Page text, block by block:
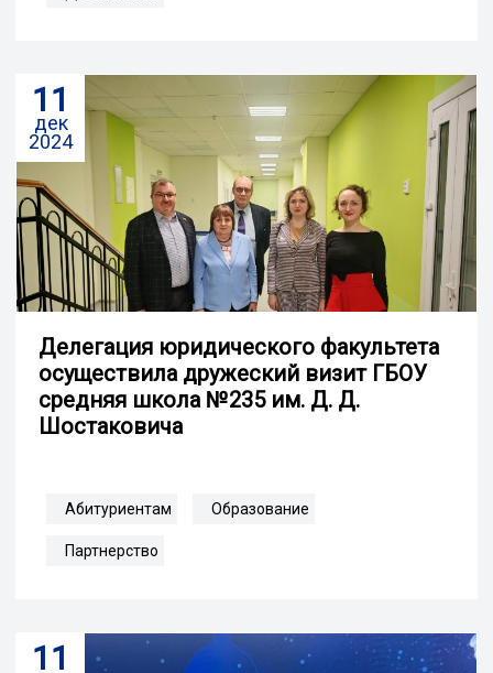
11
дек
2024
Делегация юридического факультета
осуществила дружеский визит ГБОУ
средняя школа №235 им. Д. Д.
Шостаковича
Абитуриентам Образование
Партнерство
11